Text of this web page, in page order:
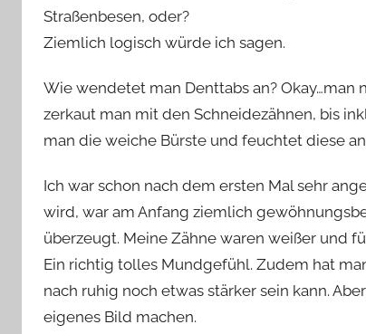
Straßenbesen, oder?
Ziemlich logisch würde ich sagen.
Wie wendetet man Denttabs an? Okay…man
zerkaut man mit den Schneidezähnen, bis
man die weiche Bürste und feuchtet diese
Ich war schon nach dem ersten Mal sehr
wird, war am Anfang ziemlich
überzeugt. Meine Zähne waren weißer und
Ein richtig tolles Mundgefühl. Zudem hat
nach ruhig noch etwas stärker sein kann.
eigenes Bild machen.